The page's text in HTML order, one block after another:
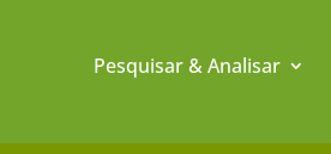
Pesquisar & Analisar